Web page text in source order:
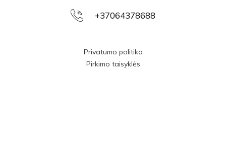
+37064378688
Privatumo politika
Pirkimo taisyklės